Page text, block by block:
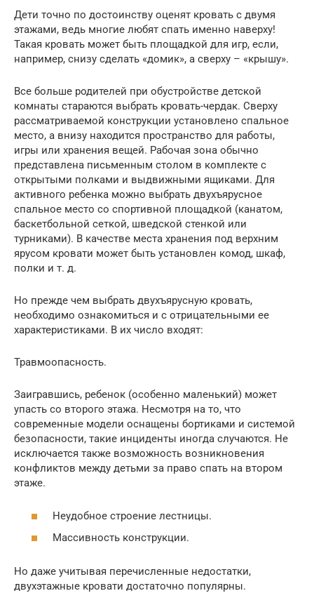
Дети точно по достоинству оценят кровать с двумя
этажами, ведь многие любят спать именно наверху!
Такая кровать может быть площадкой для игр, если,
например, снизу сделать «домик», а сверху – «крышу».
Все больше родителей при обустройстве детской
комнаты стараются выбрать кровать-чердак. Сверху
рассматриваемой конструкции установлено спальное
место, а внизу находится пространство для работы,
игры или хранения вещей. Рабочая зона обычно
представлена письменным столом в комплекте с
открытыми полками и выдвижными ящиками. Для
активного ребенка можно выбрать двухъярусное
спальное место со спортивной площадкой (канатом,
баскетбольной сеткой, шведской стенкой или
турниками). В качестве места хранения под верхним
ярусом кровати может быть установлен комод, шкаф,
полки и т. д.
Но прежде чем выбрать двухъярусную кровать,
необходимо ознакомиться и с отрицательными ее
характеристиками. В их число входят:
Травмоопасность.
Заигравшись, ребенок (особенно маленький) может
упасть со второго этажа. Несмотря на то, что
современные модели оснащены бортиками и системой
безопасности, такие инциденты иногда случаются. Не
исключается также возможность возникновения
конфликтов между детьми за право спать на втором
этаже.
Неудобное строение лестницы.
Массивность конструкции.
Но даже учитывая перечисленные недостатки,
двухэтажные кровати достаточно популярны.